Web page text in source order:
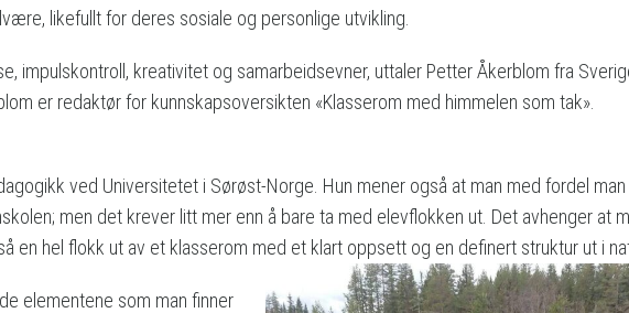
likefullt for deres sosiale og personlige utvikling.
impulskontroll, kreativitet og samarbeidsevner, uttaler Petter Åkerblom fra
er redaktør for kunnskapsoversikten «Klasserom med himmelen som tak».
ved Universitetet i Sørøst-Norge. Hun mener også at man med fordel man
men det krever litt mer enn å bare ta med elevflokken ut. Det avhenger at
en hel flokk ut av et klasserom med et klart oppsett og en definert struktur ut i
elementene som man finner